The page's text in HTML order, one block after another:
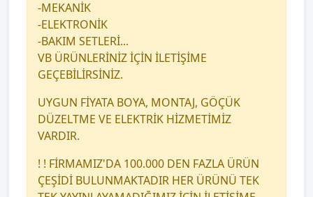
-MEKANİK
-ELEKTRONİK
-BAKIM SETLERİ...
VB ÜRÜNLERİNİZ İÇİN İLETİŞİME
GEÇEBİLİRSİNİZ.
UYGUN FİYATA BOYA, MONTAJ, GÖÇÜK
DÜZELTME VE ELEKTRİK HİZMETİMİZ
VARDIR.
! ! FİRMAMIZ'DA 100.000 DEN FAZLA ÜRÜN
ÇEŞİDİ BULUNMAKTADIR HER ÜRÜNÜ TEK